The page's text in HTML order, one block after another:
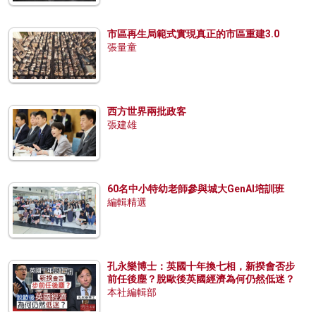
市區再生局範式實現真正的市區重建3.0
張量童
西方世界兩批政客
張建雄
60名中小特幼老師參與城大GenAI培訓班
編輯精選
孔永樂博士：英國十年換七相，新揆會否步
前任後塵？脫歐後英國經濟為何仍然低迷？
本社編輯部